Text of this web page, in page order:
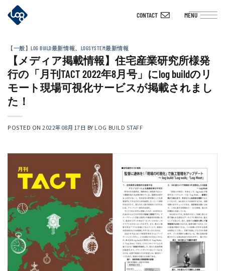
Skip
CONTACT MENU
【一般】LOG BUILD最新情報、 LOGSYSTEM最新情報
【メディア掲載情報】住宅産業研究所様発
行の「月刊TACT 2022年8月号」にlog buildのリ
モート現場可視化サービスが掲載されまし
た！
POSTED ON2022年08月17日 BY LOG BUILD STAFF